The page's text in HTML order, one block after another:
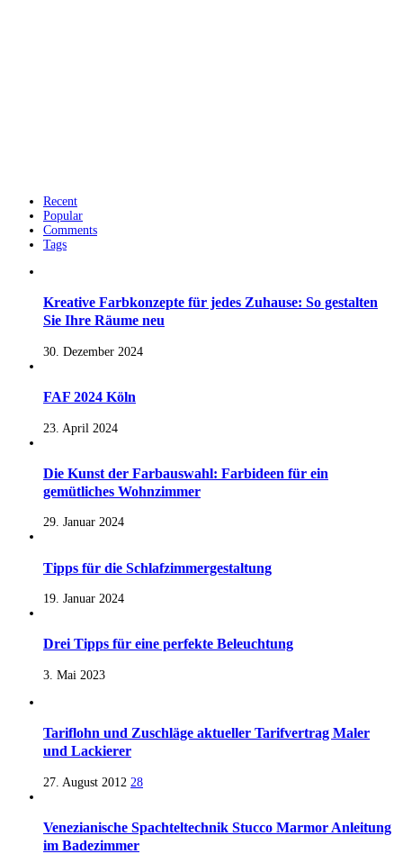
Recent
Popular
Comments
Tags
Kreative Farbkonzepte für jedes Zuhause: So gestalten
Sie Ihre Räume neu
30. Dezember 2024
FAF 2024 Köln
23. April 2024
Die Kunst der Farbauswahl: Farbideen für ein
gemütliches Wohnzimmer
29. Januar 2024
Tipps für die Schlafzimmergestaltung
19. Januar 2024
Drei Tipps für eine perfekte Beleuchtung
3. Mai 2023
Tariflohn und Zuschläge aktueller Tarifvertrag Maler
und Lackierer
27. August 2012 28
Venezianische Spachteltechnik Stucco Marmor Anleitung
im Badezimmer